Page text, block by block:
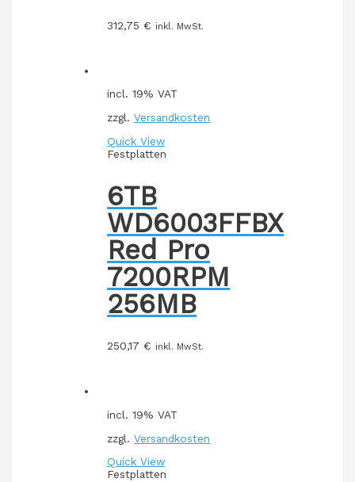
312,75€ inkl. MwSt.
incl. 19% VAT
zzgl.Versandkosten
Quick View
Festplatten
6TB
WD6003FFBX
Red Pro
7200RPM
256MB
250,17€ inkl. MwSt.
incl. 19% VAT
zzgl.Versandkosten
Quick View
Festplatten